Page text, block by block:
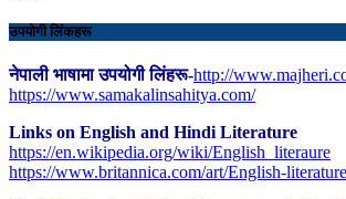
उपयोगी लिंकहरू
नेपाली भाषामा उपयोगी लिंहरू-http://
https://www.samakalinsahitya.com/
Links on English and Hindi Literature
https://en.wikipedia.org/wiki/English_literaure
https://www.britannica.com/art/English-literature